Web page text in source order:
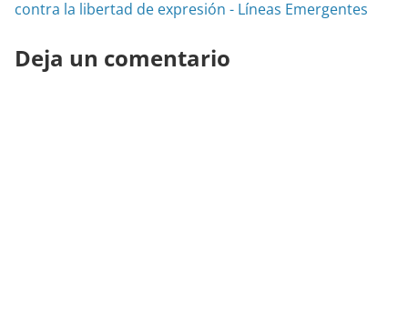
contra la libertad de expresión - Líneas Emergentes
Deja un comentario